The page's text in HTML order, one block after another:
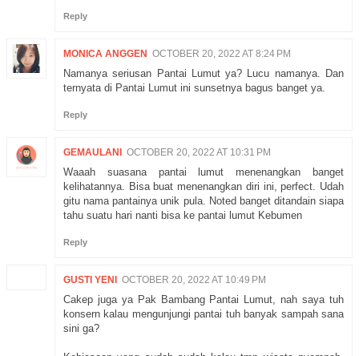
Reply
MONICA ANGGEN OCTOBER 20, 2022 AT 8:24 PM
Namanya seriusan Pantai Lumut ya? Lucu namanya. Dan
ternyata di Pantai Lumut ini sunsetnya bagus banget ya.
Reply
GEMAULANI OCTOBER 20, 2022 AT 10:31 PM
Waaah suasana pantai lumut menenangkan banget
kelihatannya. Bisa buat menenangkan diri ini, perfect. Udah
gitu nama pantainya unik pula. Noted banget ditandain siapa
tahu suatu hari nanti bisa ke pantai lumut Kebumen
Reply
GUSTI YENI OCTOBER 20, 2022 AT 10:49 PM
Cakep juga ya Pak Bambang Pantai Lumut, nah saya tuh
konsern kalau mengunjungi pantai tuh banyak sampah sana
sini ga?